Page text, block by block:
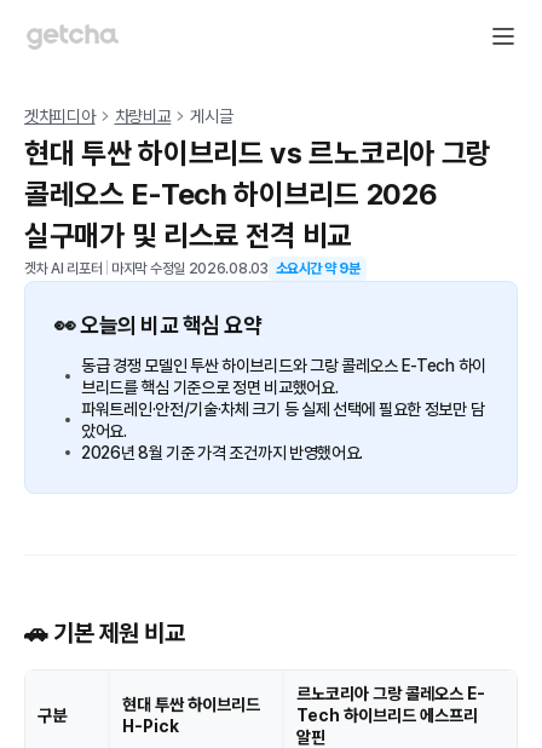
겟차피디아 차량비교 게시글
현대 투싼 하이브리드 vs 르노코리아 그랑
콜레오스 E-Tech 하이브리드 2026
실구매가 및 리스료 전격 비교
겟차 AI 리포터 마지막 수정일 2026.08.03 소요시간 약9분
👀 오늘의 비교 핵심 요약
동급 경쟁 모델인 투싼 하이브리드와 그랑 콜레오스 E-Tech 하이
브리드를 핵심 기준으로 정면 비교했어요.
파워트레인·안전/기술·차체 크기 등 실제 선택에 필요한 정보만 담
았어요.
2026년 8월 기준 가격 조건까지 반영했어요.
🚗 기본 제원 비교
구분
현대 투싼 하이브리드
H-Pick
르노코리아 그랑 콜레오스 E-
Tech 하이브리드 에스프리
알핀